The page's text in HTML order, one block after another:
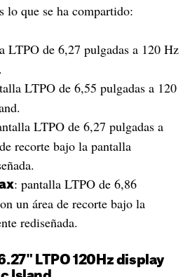
lo que se ha compartido:
LTPO de 6,27 pulgadas a 120 Hz
LTPO de 6,55 pulgadas a 120
LTPO de 6,27 pulgadas a
recorte bajo la pantalla
: pantalla LTPO de 6,86
un área de recorte bajo la
rediseñada.
LTPO 120Hz display